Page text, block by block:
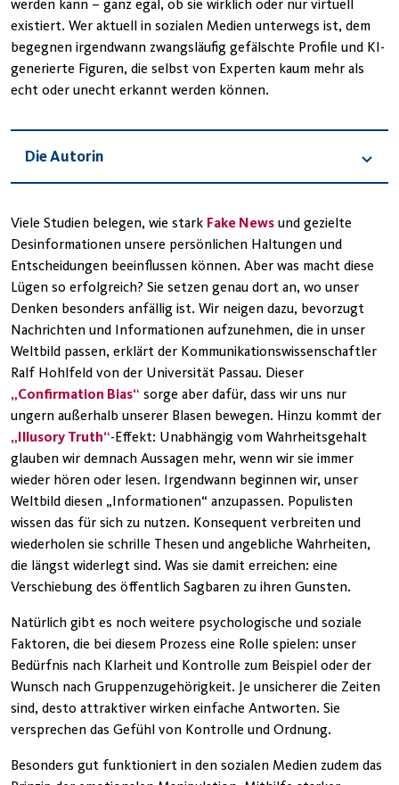
werden kann – ganz egal, ob sie wirklich oder nur virtuell
existiert. Wer aktuell in sozialen Medien unterwegs ist, dem
begegnen irgendwann zwangsläufig gefälschte Profile und KI-
generierte Figuren, die selbst von Experten kaum mehr als
echt oder unecht erkannt werden können.
Die Autorin
Viele Studien belegen, wie stark Fake News und gezielte
Desinformationen unsere persönlichen Haltungen und
Entscheidungen beeinflussen können. Aber was macht diese
Lügen so erfolgreich? Sie setzen genau dort an, wo unser
Denken besonders anfällig ist. Wir neigen dazu, bevorzugt
Nachrichten und Informationen aufzunehmen, die in unser
Weltbild passen, erklärt der Kommunikationswissenschaftler
Ralf Hohlfeld von der Universität Passau. Dieser
„Confirmation Bias“ sorge aber dafür, dass wir uns nur
ungern außerhalb unserer Blasen bewegen. Hinzu kommt der
„Illusory Truth“-Effekt: Unabhängig vom Wahrheitsgehalt
glauben wir demnach Aussagen mehr, wenn wir sie immer
wieder hören oder lesen. Irgendwann beginnen wir, unser
Weltbild diesen „Informationen“ anzupassen. Populisten
wissen das für sich zu nutzen. Konsequent verbreiten und
wiederholen sie schrille Thesen und angebliche Wahrheiten,
die längst widerlegt sind. Was sie damit erreichen: eine
Verschiebung des öffentlich Sagbaren zu ihren Gunsten.
Natürlich gibt es noch weitere psychologische und soziale
Faktoren, die bei diesem Prozess eine Rolle spielen: unser
Bedürfnis nach Klarheit und Kontrolle zum Beispiel oder der
Wunsch nach Gruppenzugehörigkeit. Je unsicherer die Zeiten
sind, desto attraktiver wirken einfache Antworten. Sie
versprechen das Gefühl von Kontrolle und Ordnung.
Besonders gut funktioniert in den sozialen Medien zudem das